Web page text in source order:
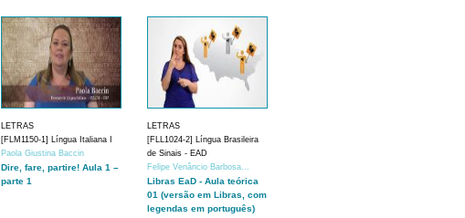
LETRAS
[FLM1150-1] Língua Italiana I
Paola Giustina Baccin
Dire, fare, partire! Aula 1 –
parte 1
LETRAS
[FLL1024-2] Língua Brasileira
de Sinais - EAD
Felipe Venâncio Barbosa...
Libras EaD - Aula teórica
01 (versão em Libras, com
legendas em português)